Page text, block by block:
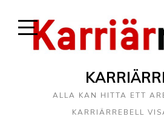
ALLA KAN HITTA ETT
KARRIÄRREBELL